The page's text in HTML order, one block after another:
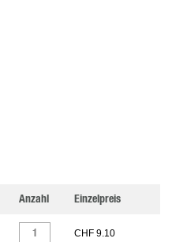
Anzahl Einzelpreis
CHF 9.10